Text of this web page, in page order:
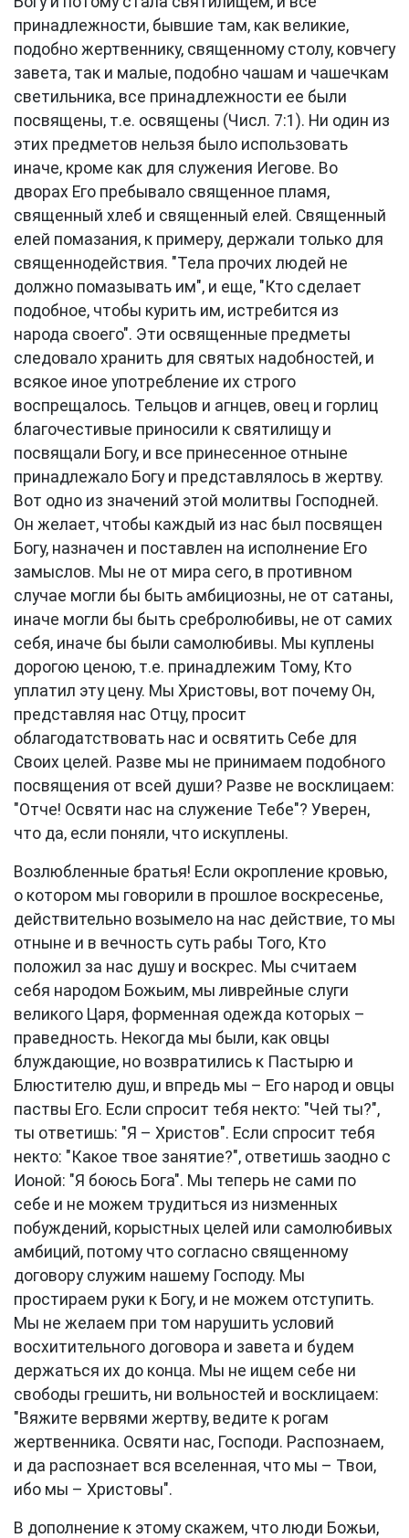
принадлежности, бывшие там, как великие,
подобно жертвеннику, священному столу, ковчегу
завета, так и малые, подобно чашам и чашечкам
светильника, все принадлежности ее были
посвящены, т.е. освящены (Числ. 7:1). Ни один из
этих предметов нельзя было использовать
иначе, кроме как для служения Иегове. Во
дворах Его пребывало священное пламя,
священный хлеб и священный елей. Священный
елей помазания, к примеру, держали только для
священнодействия. "Тела прочих людей не
должно помазывать им", и еще, "Кто сделает
подобное, чтобы курить им, истребится из
народа своего". Эти освященные предметы
следовало хранить для святых надобностей, и
всякое иное употребление их строго
воспрещалось. Тельцов и агнцев, овец и горлиц
благочестивые приносили к святилищу и
посвящали Богу, и все принесенное отныне
принадлежало Богу и представлялось в жертву.
Вот одно из значений этой молитвы Господней.
Он желает, чтобы каждый из нас был посвящен
Богу, назначен и поставлен на исполнение Его
замыслов. Мы не от мира сего, в противном
случае могли бы быть амбициозны, не от сатаны,
иначе могли бы быть сребролюбивы, не от самих
себя, иначе бы были самолюбивы. Мы куплены
дорогою ценою, т.е. принадлежим Тому, Кто
уплатил эту цену. Мы Христовы, вот почему Он,
представляя нас Отцу, просит
облагодатствовать нас и освятить Себе для
Своих целей. Разве мы не принимаем подобного
посвящения от всей души? Разве не восклицаем:
"Отче! Освяти нас на служение Тебе"? Уверен,
что да, если поняли, что искуплены.
Возлюбленные братья! Если окропление кровью,
о котором мы говорили в прошлое воскресенье,
действительно возымело на нас действие, то мы
отныне и в вечность суть рабы Того, Кто
положил за нас душу и воскрес. Мы считаем
себя народом Божьим, мы ливрейные слуги
великого Царя, форменная одежда которых –
праведность. Некогда мы были, как овцы
блуждающие, но возвратились к Пастырю и
Блюстителю душ, и впредь мы – Его народ и овцы
паствы Его. Если спросит тебя некто: "Чей ты?",
ты ответишь: "Я – Христов". Если спросит тебя
некто: "Какое твое занятие?", ответишь заодно с
Ионой: "Я боюсь Бога". Мы теперь не сами по
себе и не можем трудиться из низменных
побуждений, корыстных целей или самолюбивых
амбиций, потому что согласно священному
договору служим нашему Господу. Мы
простираем руки к Богу, и не можем отступить.
Мы не желаем при том нарушить условий
восхитительного договора и завета и будем
держаться их до конца. Мы не ищем себе ни
свободы грешить, ни вольностей и восклицаем:
"Вяжите вервями жертву, ведите к рогам
жертвенника. Освяти нас, Господи. Распознаем,
и да распознает вся вселенная, что мы – Твои,
ибо мы – Христовы".
В дополнение к этому скажем, что люди Божьи,